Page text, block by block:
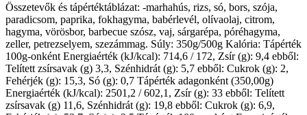
Összetevők és tápértéktáblázat: -marhahús, rizs, só, bors, szója,
paradicsom, paprika, fokhagyma, babérlevél, olívaolaj, citrom,
hagyma, vörösbor, barbecue szósz, vaj, sárgarépa, póréhagyma,
zeller, petrezselyem, szezámmag. Súly: 350g/500g Kalória: Tápérték
100g-onként Energiaérték (kJ/kcal): 714,6 / 172, Zsír (g): 9,4 ebből:
Telített zsírsavak (g) 3,3, Szénhidrát (g): 5,7 ebből: Cukrok (g): 2,
Fehérjék (g): 15,3, Só (g): 0,7 Tápérték adagonként (350,00g)
Energiaérték (kJ/kcal): 2501,2 / 602,1, Zsír (g): 33 ebből: Telített
zsírsavak (g) 11,6, Szénhidrát (g): 19,8 ebből: Cukrok (g): 6,9,